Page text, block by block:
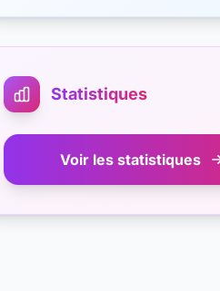
Statistiques
Voir les statistiques